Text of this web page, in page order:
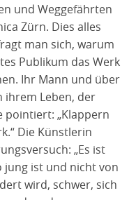
und Weggefährten
Zürn. Dies alles
man sich, warum
Publikum das Werk
Ihr Mann und über
ihrem Leben, der
pointiert: „Klappern
Die Künstlerin
„Es ist
jung ist und nicht von
wird, schwer, sich